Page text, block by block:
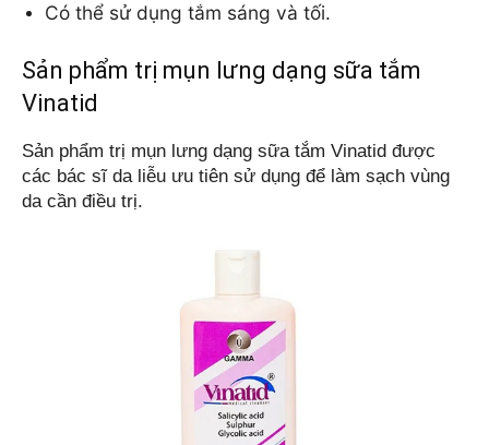
Có thể sử dụng tắm sáng và tối.
Sản phẩm trị mụn lưng dạng sữa tắm
Vinatid
Sản phẩm trị mụn lưng dạng sữa tắm Vinatid được
các bác sĩ da liễu ưu tiên sử dụng để làm sạch vùng
da cần điều trị.